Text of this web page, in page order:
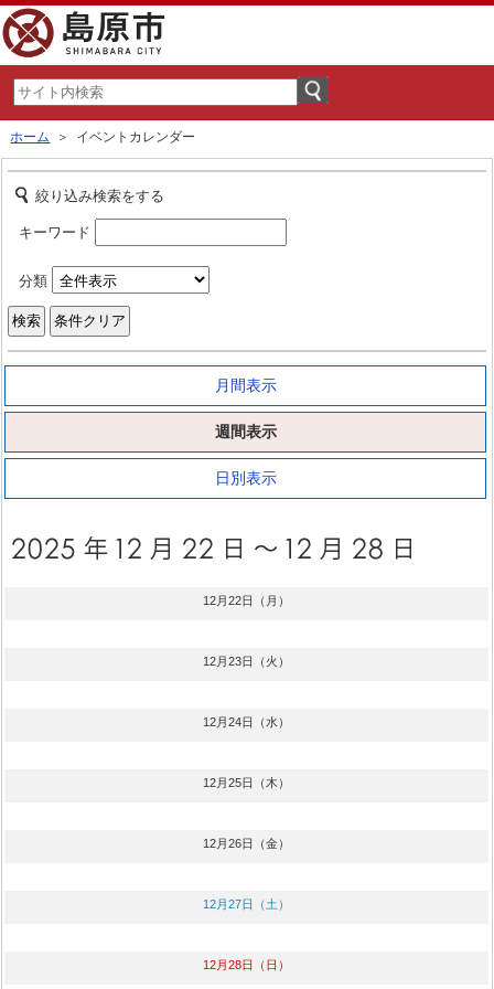
ホーム ＞ イベントカレンダー
絞り込み検索をする
キーワード
分類
月間表示
週間表示
日別表示
12月22日（月）
12月23日（火）
12月24日（水）
12月25日（木）
12月26日（金）
12月27日（土）
12月28日（日）